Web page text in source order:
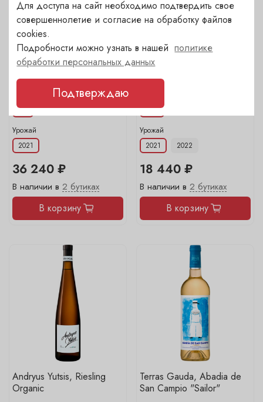
Jermann, "Where
Dreams..." 1.5
1.5
Урожай
2021
36 240 ₽
В наличии в 2 бутиках
В корзину
Jermann, "Where
Dreams..."
0.75
Урожай
2021
2022
18 440 ₽
В наличии в 2 бутиках
В корзину
Andryus Yutsis, Riesling
Organic
Terras Gauda, Abadia de
San Campio "Sailor"
Для доступа на сайт необходимо подтвердить свое
совершеннолетие и согласие на обработку файлов
cookies.
Подробности можно узнать в нашейполитике
обработки персональных данных
Подтверждаю